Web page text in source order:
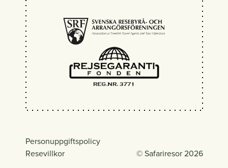
Personuppgiftspolicy
Resevillkor
© Safariresor 2026